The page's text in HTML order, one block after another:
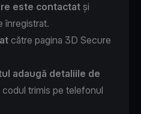
este contactat și
înregistrat.
către pagina 3D Secure
adaugă detaliile de
codul trimis pe telefonul